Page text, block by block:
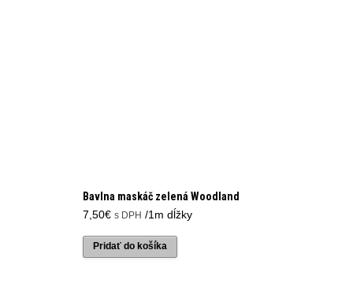
Bavlna maskáč zelená Woodland
7,50€ s DPH /1m dĺžky
Pridať do košíka